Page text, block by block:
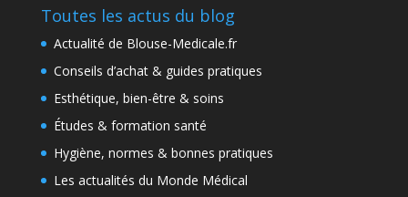
Toutes les actus du blog
Actualité de Blouse-Medicale.fr
Conseils d’achat & guides pratiques
Esthétique, bien-être & soins
Études & formation santé
Hygiène, normes & bonnes pratiques
Les actualités du Monde Médical